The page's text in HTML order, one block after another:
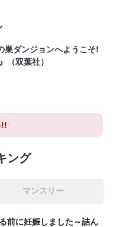
巣ダンジョンへようこそ!
（双葉社）
!!
ング
マンスリー
前に妊娠しました～詰ん